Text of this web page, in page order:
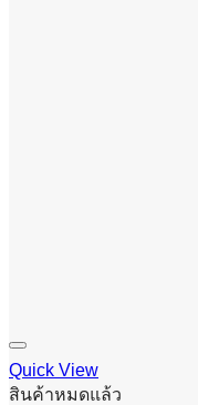
Quick View
สินค้าหมดแล้ว